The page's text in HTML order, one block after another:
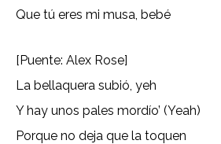
Que tú eres mi musa, bebé
[Puente: Alex Rose]
La bellaquera subió, yeh
Y hay unos pales mordío’ (Yeah)
Porque no deja que la toquen